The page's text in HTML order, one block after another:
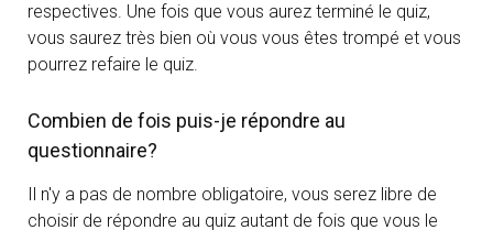
respectives. Une fois que vous aurez terminé le quiz,
vous saurez très bien où vous vous êtes trompé et vous
pourrez refaire le quiz.
Combien de fois puis-je répondre au
questionnaire?
Il n'y a pas de nombre obligatoire, vous serez libre de
choisir de répondre au quiz autant de fois que vous le